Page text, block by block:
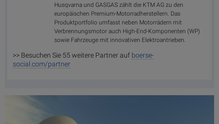
Husqvarna und GASGAS zählt die KTM AG zu den
europäischen Premium-Motorradherstellern. Das
Produktportfolio umfasst neben Motorrädern mit
Verbrennungsmotor auch High-End-Komponenten (WP)
sowie Fahrzeuge mit innovativen Elektroantrieben.
>> Besuchen Sie 55 weitere Partner auf boerse-
social.com/partner